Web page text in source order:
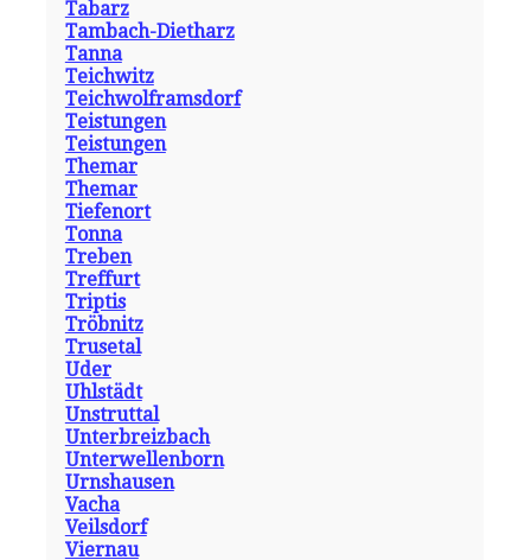
Tabarz
Tambach-Dietharz
Tanna
Teichwitz
Teichwolframsdorf
Teistungen
Teistungen
Themar
Themar
Tiefenort
Tonna
Treben
Treffurt
Triptis
Tröbnitz
Trusetal
Uder
Uhlstädt
Unstruttal
Unterbreizbach
Unterwellenborn
Urnshausen
Vacha
Veilsdorf
Viernau